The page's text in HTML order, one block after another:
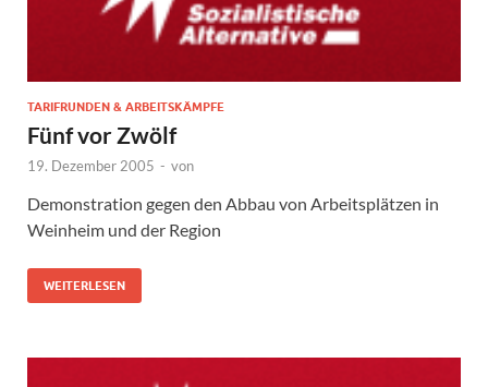
TARIFRUNDEN & ARBEITSKÄMPFE
Fünf vor Zwölf
19. Dezember 2005 - von
Demonstration gegen den Abbau von Arbeitsplätzen in
Weinheim und der Region
WEITERLESEN